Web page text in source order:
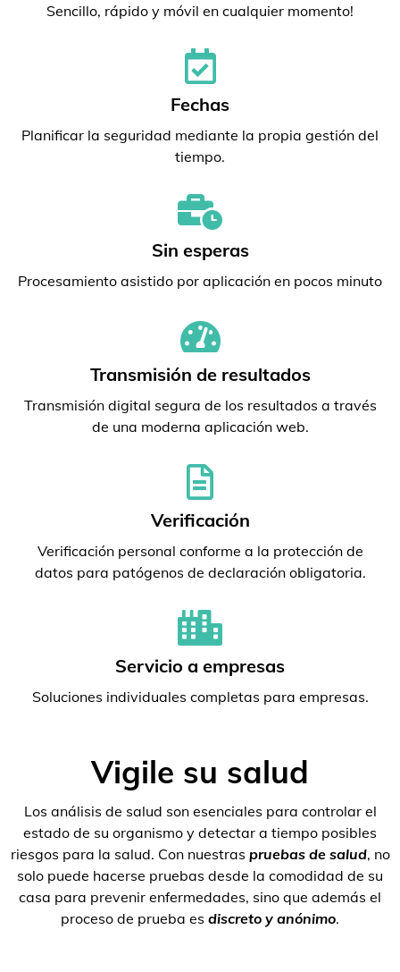
Sencillo, rápido y móvil en cualquier momento!
Fechas
Planificar la seguridad mediante la propia gestión del
tiempo.
Sin esperas
Procesamiento asistido por aplicación en pocos minuto
Transmisión de resultados
Transmisión digital segura de los resultados a través
de una moderna aplicación web.
Verificación
Verificación personal conforme a la protección de
datos para patógenos de declaración obligatoria.
Servicio a empresas
Soluciones individuales completas para empresas.
Vigile su salud
Los análisis de salud son esenciales para controlar el
estado de su organismo y detectar a tiempo posibles
riesgos para la salud. Con nuestras pruebas de salud, no
solo puede hacerse pruebas desde la comodidad de su
casa para prevenir enfermedades, sino que además el
proceso de prueba es discreto y anónimo.